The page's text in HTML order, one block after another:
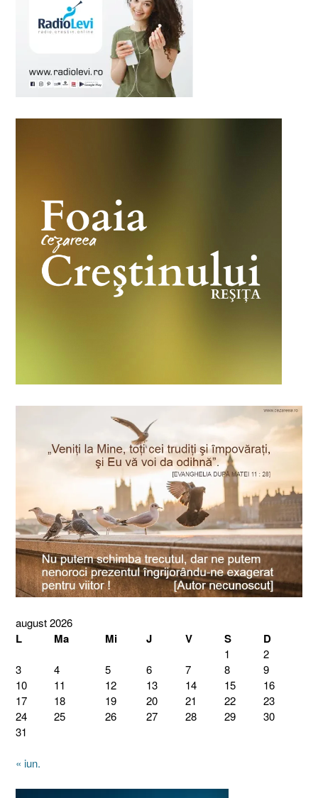
august 2026
L Ma Mi J V S D
1
2
3
4 5 6 7 8
9
10
11 12 13 14 15
16
17
18 19 20 21 22
23
24
25 26 27 28 29
30
31
« iun.